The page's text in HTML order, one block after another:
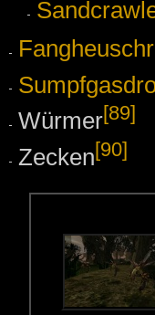
Würmer[89]
Zecken[90]